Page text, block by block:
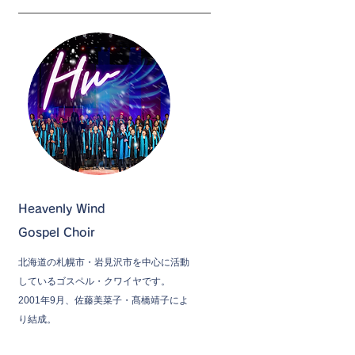
Heavenly Wind
Gospel Choir
北海道の札幌市・岩見沢市を中心に活動
しているゴスペル・クワイヤです。
2001年9月、佐藤美菜子・髙橋靖子によ
り結成。